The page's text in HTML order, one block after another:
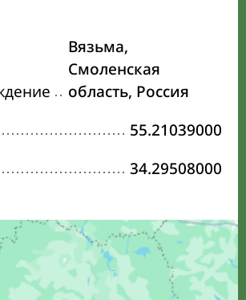
Вязьма,
Смоленская
область, Россия
55.21039000
34.29508000